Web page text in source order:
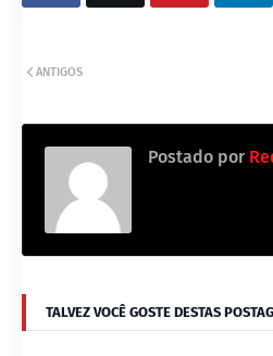
ANTIGOS
Postado por
TALVEZ VOCÊ GOSTE DESTAS